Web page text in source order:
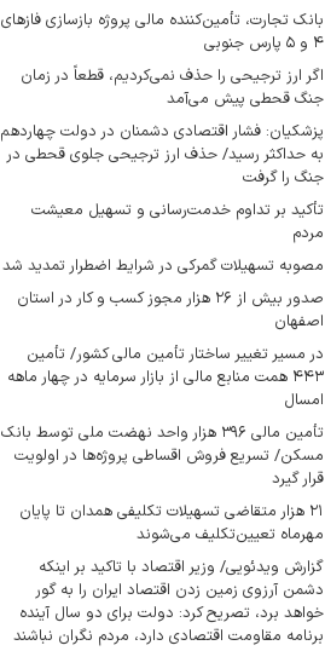
بانک تجارت، تأمین‌کننده مالی پروژه بازسازی فازهای
۴ و ۵ پارس جنوبی
اگر ارز ترجیحی را حذف نمی‌کردیم، قطعاً در زمان
جنگ قحطی پیش می‌آمد
پزشکیان: فشار اقتصادی دشمنان در دولت چهاردهم
به حداکثر رسید/ حذف ارز ترجیحی جلوی قحطی در
جنگ را گرفت
تأکید بر تداوم خدمت‌رسانی و تسهیل معیشت
مردم
مصوبه تسهیلات گمرکی در شرایط اضطرار تمدید شد
صدور بیش از ۲۶ هزار مجوز کسب‌ و کار در استان
اصفهان
در مسیر تغییر ساختار تأمین مالی کشور/ تأمین
۴۴۳ همت منابع مالی از بازار سرمایه در چهار ماهه
امسال
تأمین مالی ۳۹۶ هزار واحد نهضت ملی توسط بانک
مسکن/ تسریع فروش اقساطی پروژه‌ها در اولویت
قرار گیرد
۲۱ هزار متقاضی تسهیلات تکلیفی همدان تا پایان
مهرماه تعیین‌تکلیف می‌شوند
گزارش ویدئویی/ وزیر اقتصاد با تاکید بر اینکه
دشمن آرزوی زمین زدن اقتصاد ایران را به گور
خواهد برد، تصریح کرد: دولت برای دو سال آینده
برنامه مقاومت اقتصادی دارد، مردم نگران نباشند